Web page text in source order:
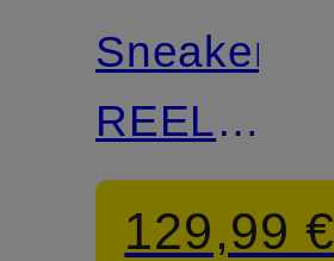
Sneaker
REELWIND
LOW
129,99 €